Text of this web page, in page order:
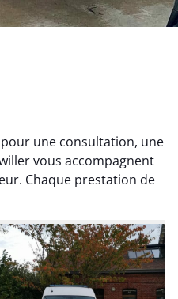
une consultation, une
vous accompagnent
Chaque prestation de
Jérémy Ferrand
8 septembre 2024
Transport ponctuel et